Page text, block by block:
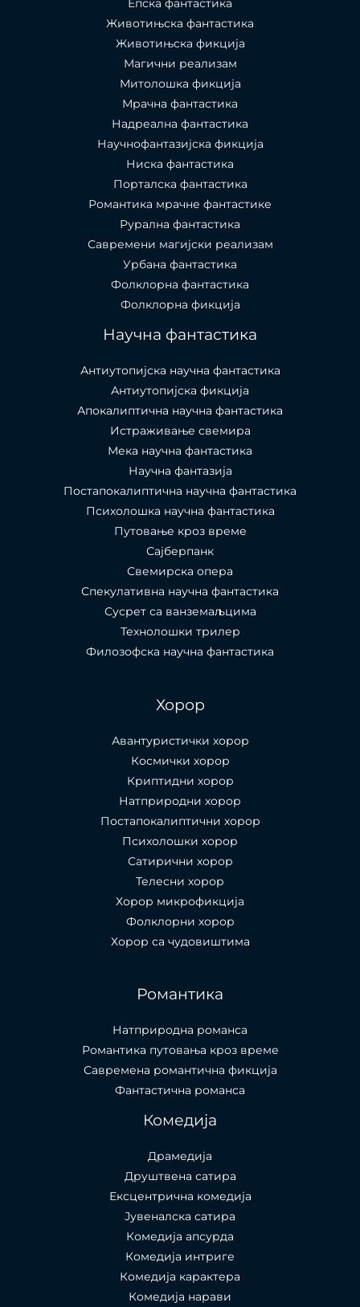
Епска фантастика
Животињска фантастика
Животињска фикција
Магични реализам
Митолошка фикција
Мрачна фантастика
Надреална фантастика
Научнофантазијска фикција
Ниска фантастика
Порталска фантастика​
Романтика мрачне фантастике
Рурална фантастика
Савремени магијски реализам
Урбана фантастика
Фолклорна фантастика
Фолклорна фикција
Научна фантастика
Антиутопијска научна фантастика
Антиутопијска фикција
Апокалиптична научна фантастика
Истраживање свемира
Мека научна фантастика
Научна фантазија
Постапокалиптична научна фантастика
Психолошка научна фантастика
Путовање кроз време
Сајберпанк
Свемирска опера
Спекулативна научна фантастика
Сусрет са ванземаљцима
Технолошки трилер
Филозофска научна фантастика
Хорор
Авантуристички хорор
Космички хорор
Криптидни хорор
Натприродни хорор
Постапокалиптични хорор
Психолошки хорор
Сатирични хорор
Телесни хорор
Хорор микрофикција
Фолклорни хорор
Хорор са чудовиштима
Романтика
Натприродна романса
Романтика путовања кроз време
Савремена романтична фикција
Фантастична романса
Комедија
Драмедија
Друштвена сатира
Ексцентрична комедија
Јувеналска сатира
Комедија апсурда
Комедија интриге
Комедија карактера
Комедија нарави